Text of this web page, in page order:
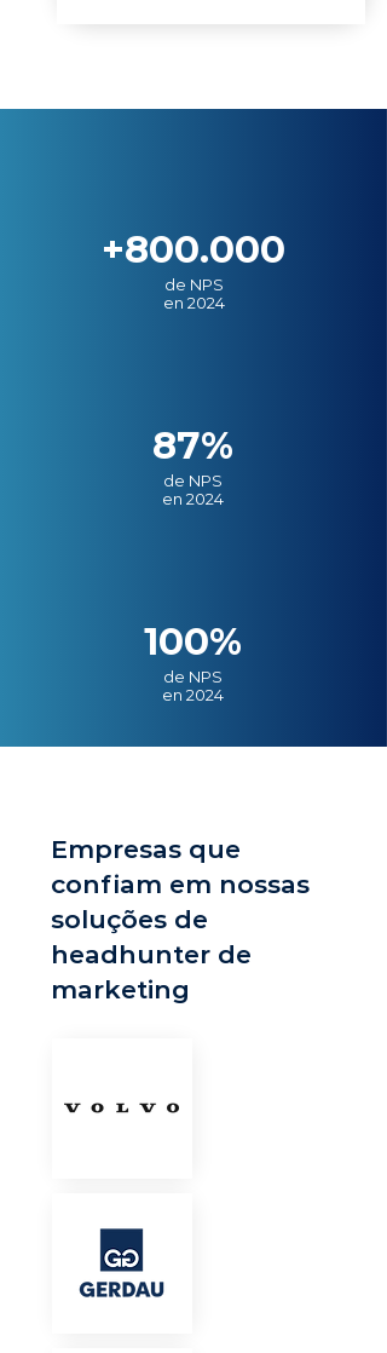
+800.000
de NPS
en 2024
87%
de NPS
en 2024
100%
de NPS
en 2024
Empresas que
confiam em nossas
soluções de
headhunter de
marketing